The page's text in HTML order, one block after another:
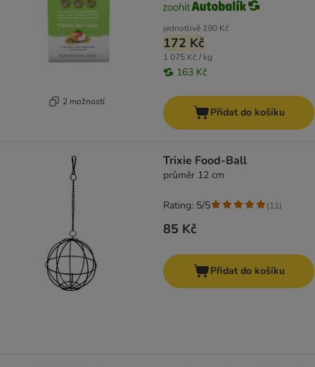
2 možností
jednotlivě 190 Kč
172 Kč
1 075 Kč / kg
163 Kč
Přidat do košíku
Trixie Food-Ball
průměr 12 cm
85 Kč
Rating: 5/5 (11)
Přidat do košíku